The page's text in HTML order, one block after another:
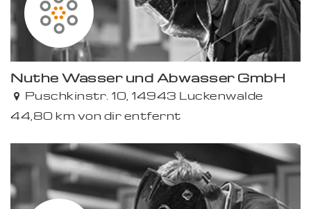
Nuthe Wasser und Abwasser GmbH
Puschkinstr. 10, 14943 Luckenwalde
44,80 km von dir entfernt